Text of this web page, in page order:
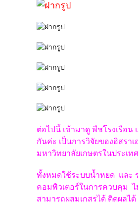
ต่อไปนี้ เข้ามาดู พืชโรงเรือน
กันค่ะ เป็นการวิจัยของอิสรา
มหาวิทยาลัยเกษตรในประเท
ทั้งหมดใช้ระบบน้ำหยด และ
คอมพิวเตอร์ในการควบคุม
สามารถผสมเกสรได้ ติดผลได้